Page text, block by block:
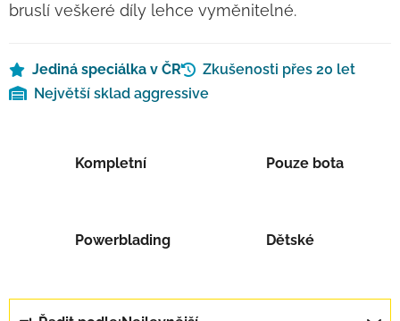
bruslí veškeré díly lehce vyměnitelné.
Jediná speciálka v ČR
Zkušenosti přes 20 let
Největší sklad aggressive
Kompletní Pouze bota
Powerblading Dětské
Řazení produktů